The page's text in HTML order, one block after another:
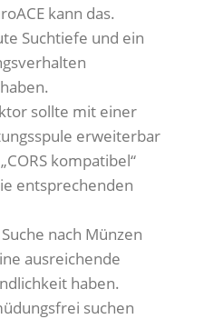
kann das.
Suchtiefe und ein
sollte mit einer
erweiterbar
kompatibel“
entsprechenden
nach Münzen
ausreichende
haben.
suchen